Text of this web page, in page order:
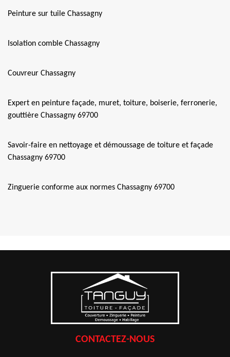
Peinture sur tuile Chassagny
Isolation comble Chassagny
Couvreur Chassagny
Expert en peinture façade, muret, toiture, boiserie, ferronerie,
gouttière Chassagny 69700
Savoir-faire en nettoyage et démoussage de toiture et façade
Chassagny 69700
Zinguerie conforme aux normes Chassagny 69700
CONTACTEZ-NOUS